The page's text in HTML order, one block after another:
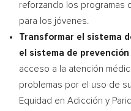
reforzando los programas
para los jóvenes.
Transformar el sistema
el sistema de
acceso a la atención
problemas por el uso de
Equidad en Adicción y